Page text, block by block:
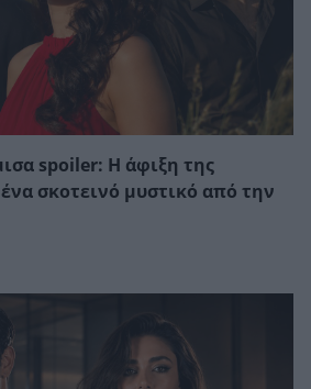
spoiler: Η άφιξη της
σκοτεινό μυστικό από την